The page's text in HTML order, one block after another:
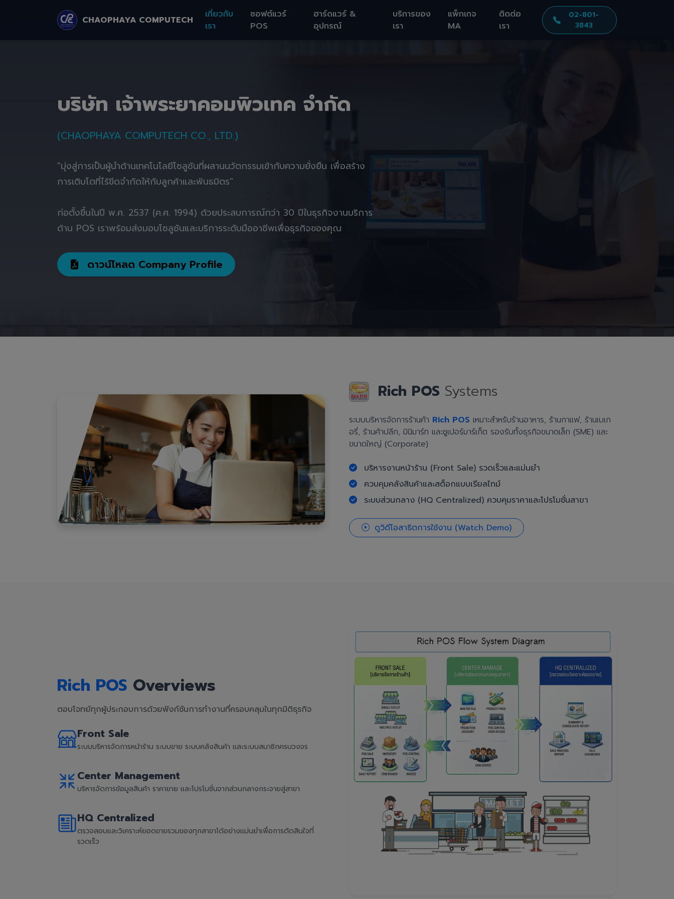
CHAOPHAYA COMPUTECH
เกี่ยวกับ
เรา
ซอฟต์แวร์
POS
ฮาร์ดแวร์ &
อุปกรณ์
บริการของ
เรา
แพ็กเกจ
MA
ติดต่อ
เรา
02-801-
3843
บริษัท เจ้าพระยาคอมพิวเทค จำกัด
(CHAOPHAYA COMPUTECH CO., LTD.)
"มุ่งสู่การเป็นผู้นำด้านเทคโนโลยีโซลูชันที่ผสานนวัตกรรมเข้ากับความยั่งยืน เพื่อสร้าง
การเติบโตที่ไร้ขีดจำกัดให้กับลูกค้าและพันธมิตร"
ก่อตั้งขึ้นในปี พ.ศ. 2537 (ค.ศ. 1994) ด้วยประสบการณ์กว่า 30 ปีในธุรกิจงานบริการ
ด้าน POS เราพร้อมส่งมอบโซลูชันและบริการระดับมืออาชีพเพื่อธุรกิจของคุณ
ดาวน์โหลด Company Profile
Rich POS Systems
ระบบบริหารจัดการร้านค้า Rich POS เหมาะสำหรับร้านอาหาร, ร้านกาแฟ, ร้านเบเก
อรี่, ร้านค้าปลีก, มินิมาร์ท และซูเปอร์มาร์เก็ต รองรับทั้งธุรกิจขนาดเล็ก (SME) และ
ขนาดใหญ่ (Corporate)
บริหารงานหน้าร้าน (Front Sale) รวดเร็วและแม่นยำ
ควบคุมคลังสินค้าและสต็อกแบบเรียลไทม์
ระบบส่วนกลาง (HQ Centralized) ควบคุมราคาและโปรโมชั่นสาขา
ดูวิดีโอสาธิตการใช้งาน (Watch Demo)
Rich POS Overviews
ตอบโจทย์ทุกผู้ประกอบการด้วยฟังก์ชันการทำงานที่ครอบคลุมในทุกมิติธุรกิจ
Front Sale
ระบบบริหารจัดการหน้าร้าน ระบบขาย ระบบคลังสินค้า และระบบสมาชิกครบวงจร
Center Management
บริหารจัดการข้อมูลสินค้า ราคาขาย และโปรโมชั่นจากส่วนกลางกระจายสู่สาขา
HQ Centralized
ตรวจสอบและวิเคราะห์ยอดขายรวมของทุกสาขาได้อย่างแม่นยำเพื่อการตัดสินใจที่
รวดเร็ว